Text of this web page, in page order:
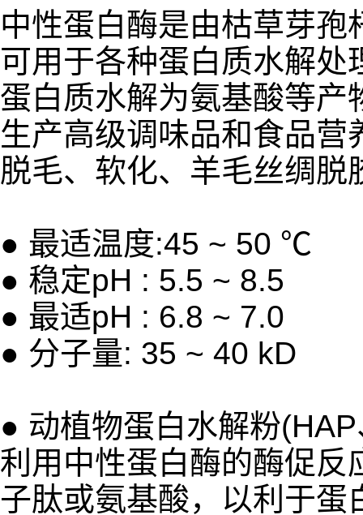
中性蛋白酶是由枯草芽
可用于各种蛋白质水解
蛋白质水解为氨基酸等产
生产高级调味品和食品
脱毛、软化、羊毛丝绸脱
● 最适温度:45 ~ 50 ℃
● 稳定pH : 5.5 ~ 8.5
● 最适pH : 6.8 ~ 7.0
● 分子量: 35 ~ 40 kD
● 动植物蛋白水解粉
利用中性蛋白酶的酶促反
子肽或氨基酸，以利于